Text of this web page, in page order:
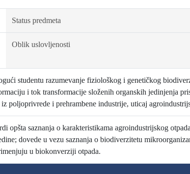
Status predmeta
Oblik uslovljenosti
studentu razumevanje fiziološkog i genetičkog
i tok transformacije složenih organskih jedinjenja
poljoprivrede i prehrambene industrije, uticaj
opšta saznanja o karakteristikama agroindustrijskog
dovede u vezu saznanja o biodiverzitetu
u biokonverziji otpada.